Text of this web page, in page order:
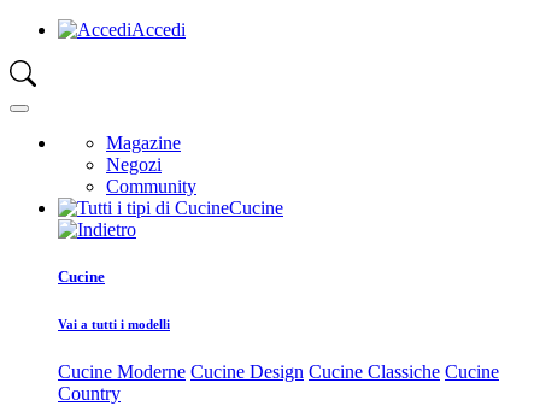
Accedi
Magazine
Negozi
Community
Cucine
Cucine
Vai a tutti i modelli
Cucine Moderne Cucine Design Cucine Classiche Cucine
Country